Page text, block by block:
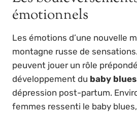
émotionnels
Les émotions d’une nouvelle
montagne russe de
peuvent jouer un rôle
développement du baby blues
dépression post-partum.
femmes ressenti le baby